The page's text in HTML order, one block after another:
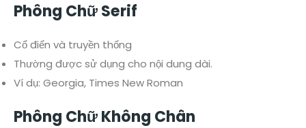
Phông Chữ Serif
Cổ điển và truyền thống
Thường được sử dụng cho nội dung dài.
Ví dụ: Georgia, Times New Roman
Phông Chữ Không Chân